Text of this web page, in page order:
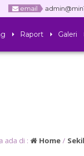
email
Raport Galeri
ada di : Home/